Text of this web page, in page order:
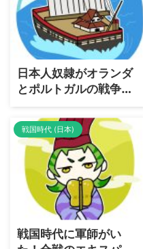
日本人奴隷がオランダ
とポルトガルの戦争に
参加していた
戦国時代 (日本)
戦国時代に軍師がい